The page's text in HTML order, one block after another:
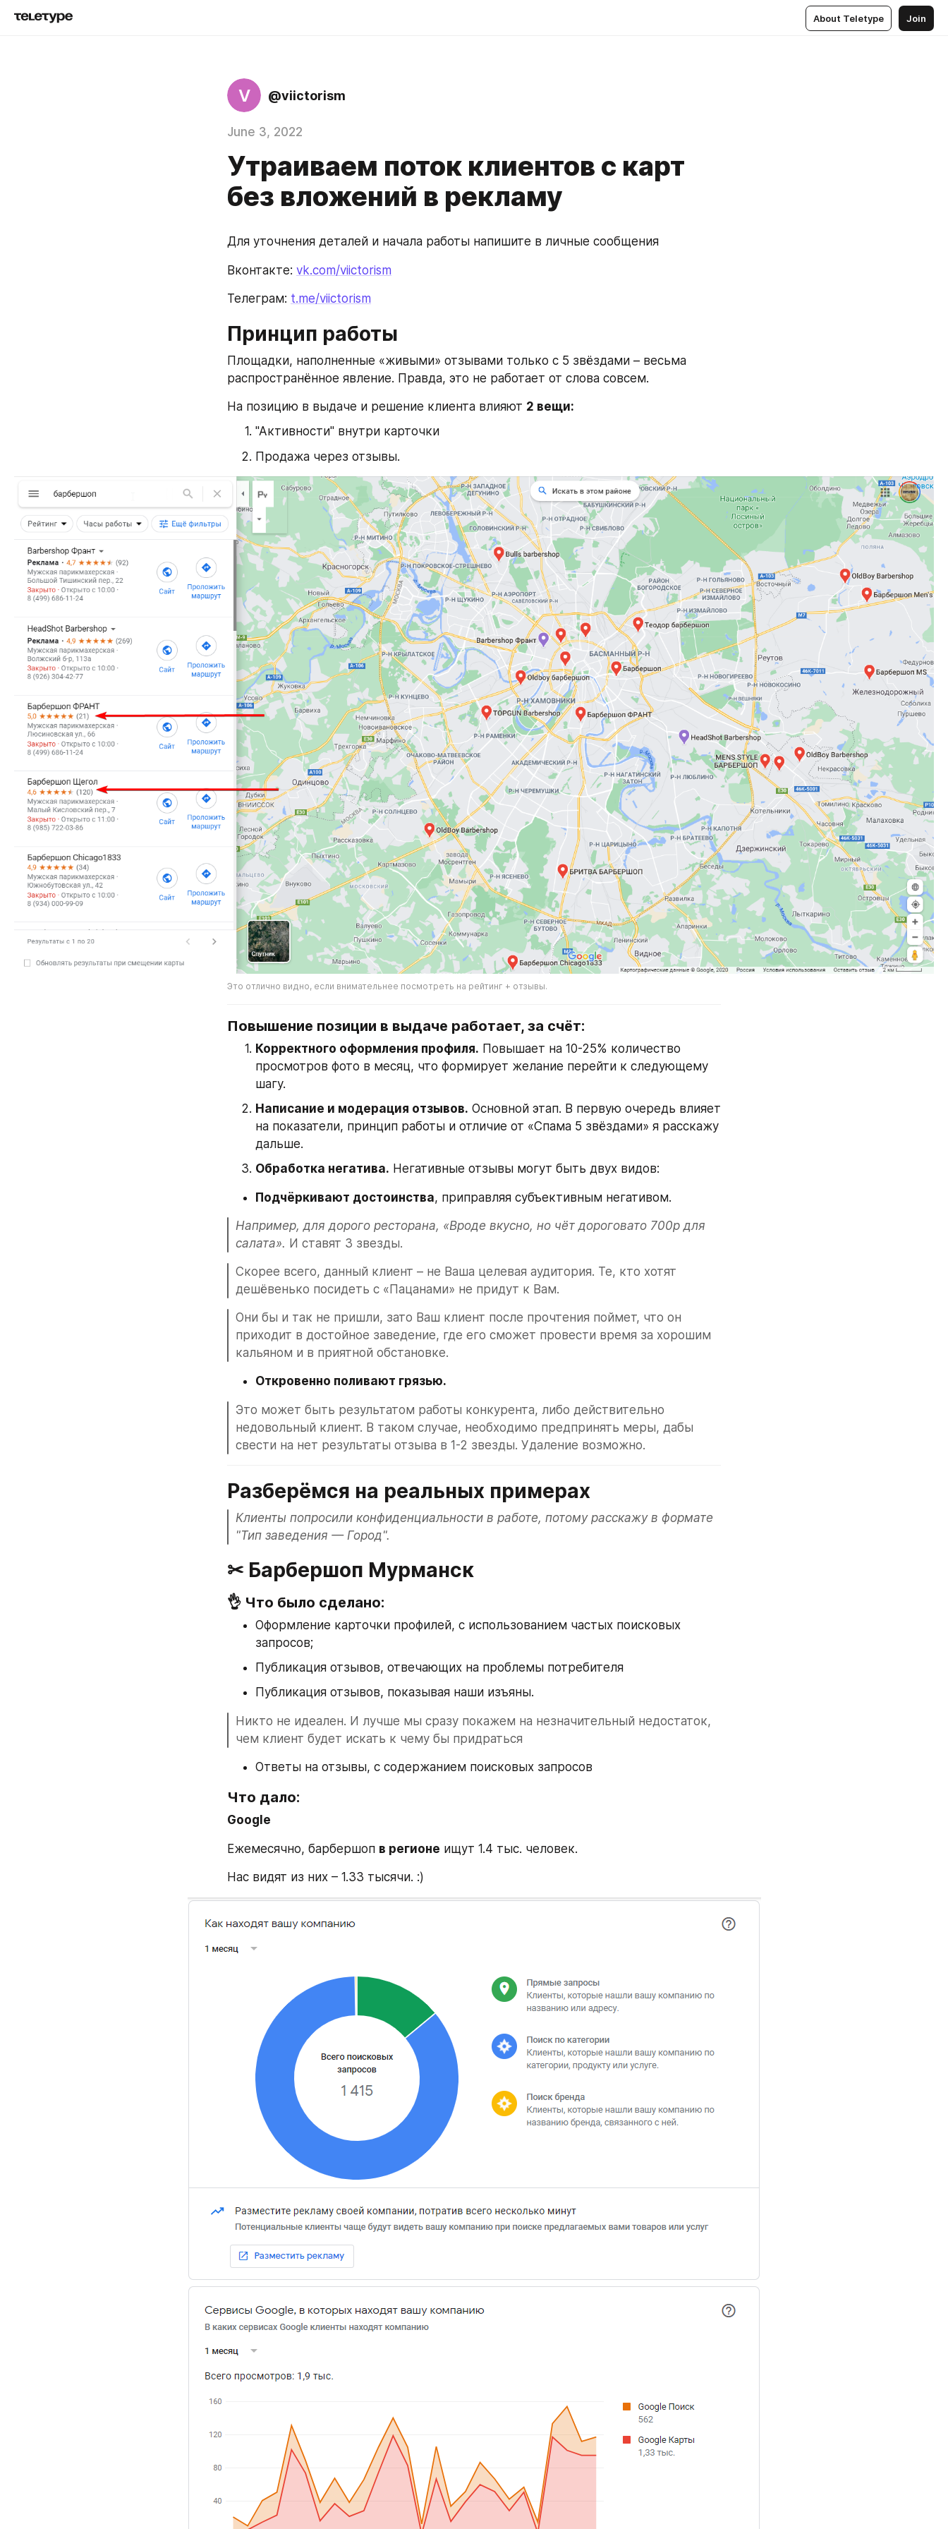
About Teletype Join
V @viictorism
June 3, 2022
Утраиваем поток клиентов с карт
без вложений в рекламу
Для уточнения деталей и начала работы напишите в личные сообщения
Вконтакте: vk.com/viictorism
Телеграм: t.me/viictorism
Принцип работы
Площадки, наполненные «живыми» отзывами только с 5 звёздами – весьма
распространённое явление. Правда, это не работает от слова совсем.
На позицию в выдаче и решение клиента влияют 2 вещи:
"Активности" внутри карточки
Продажа через отзывы.
Это отлично видно, если внимательнее посмотреть на рейтинг + отзывы.
Повышение позиции в выдаче работает, за счёт:
Корректного оформления профиля. Повышает на 10-25% количество
просмотров фото в месяц, что формирует желание перейти к следующему
шагу.
Написание и модерация отзывов. Основной этап. В первую очередь влияет
на показатели, принцип работы и отличие от «Спама 5 звёздами» я расскажу
дальше.
Обработка негатива. Негативные отзывы могут быть двух видов:
Подчёркивают достоинства, приправляя субъективным негативом.
Например, для дорого ресторана, «Вроде вкусно, но чёт дороговато 700р для
салата». И ставят 3 звезды.
Скорее всего, данный клиент – не Ваша целевая аудитория. Те, кто хотят
дешёвенько посидеть с «Пацанами» не придут к Вам.
Они бы и так не пришли, зато Ваш клиент после прочтения поймет, что он
приходит в достойное заведение, где его сможет провести время за хорошим
кальяном и в приятной обстановке.
Откровенно поливают грязью.
Это может быть результатом работы конкурента, либо действительно
недовольный клиент. В таком случае, необходимо предпринять меры, дабы
свести на нет результаты отзыва в 1-2 звезды. Удаление возможно.
Разберёмся на реальных примерах
Клиенты попросили конфиденциальности в работе, потому расскажу в формате
"Тип заведения — Город".
✂ Барбершоп Мурманск
👌 Что было сделано:
Оформление карточки профилей, с использованием частых поисковых
запросов;
Публикация отзывов, отвечающих на проблемы потребителя
Публикация отзывов, показывая наши изъяны.
Никто не идеален. И лучше мы сразу покажем на незначительный недостаток,
чем клиент будет искать к чему бы придраться
Ответы на отзывы, с содержанием поисковых запросов
Что дало:
Google
Ежемесячно, барбершоп в регионе ищут 1.4 тыс. человек.
Нас видят из них – 1.33 тысячи. :)